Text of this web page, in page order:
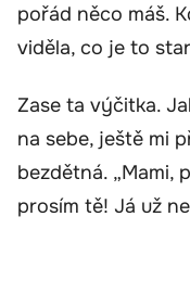
pořád něco máš.
viděla, co je to
Zase ta výčitka.
na sebe, ještě mi
bezdětná. „Mami,
prosím tě! Já už